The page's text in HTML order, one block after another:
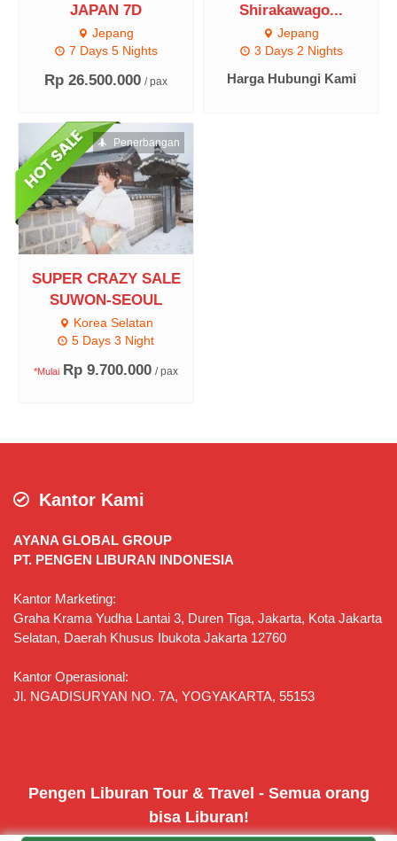
JAPAN 7D
Jepang
7 Days 5 Nights
Rp 26.500.000 / pax
Shirakawago...
Jepang
3 Days 2 Nights
Harga Hubungi Kami
SUPER CRAZY SALE
SUWON-SEOUL
Korea Selatan
5 Days 3 Night
*Mulai Rp 9.700.000 / pax
Penerbangan
Kantor Kami
AYANA GLOBAL GROUP
PT. PENGEN LIBURAN INDONESIA
Kantor Marketing:
Graha Krama Yudha Lantai 3, Duren Tiga, Jakarta, Kota Jakarta
Selatan, Daerah Khusus Ibukota Jakarta 12760
Kantor Operasional:
Jl. NGADISURYAN NO. 7A, YOGYAKARTA, 55153
Pengen Liburan Tour & Travel - Semua orang
bisa Liburan!